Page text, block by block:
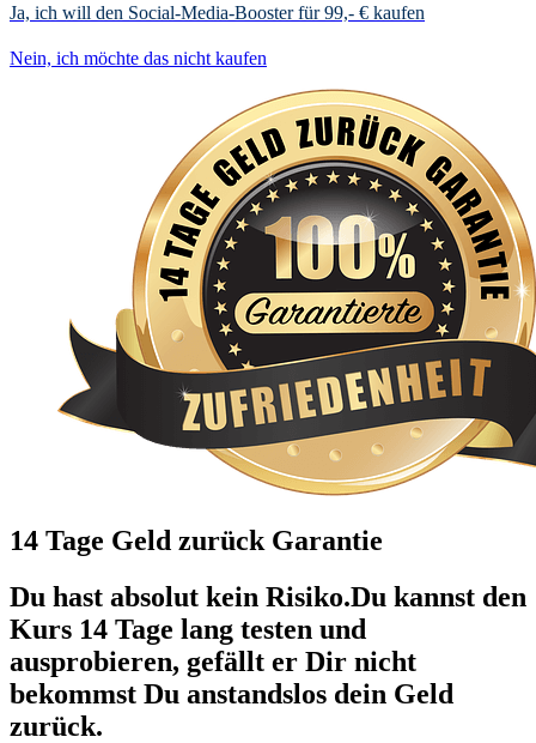
Ja, ich will den Social-Media-Booster für 99,- € kaufen
Nein, ich möchte das nicht kaufen
14 Tage Geld zurück Garantie
Du hast absolut kein Risiko.Du kannst den
Kurs 14 Tage lang testen und
ausprobieren, gefällt er Dir nicht
bekommst Du anstandslos dein Geld
zurück.